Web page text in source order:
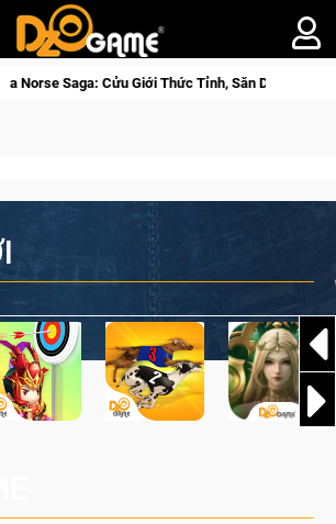
Tỉnh, Săn DJI Osmo Pocket 3 Ngay Hôm Nay